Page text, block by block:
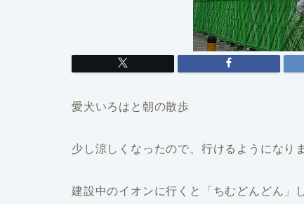
愛犬いろはと朝の散歩
少し涼しくなったので、行けるようになり
建設中のイオンに行くと「ちむどんどん」